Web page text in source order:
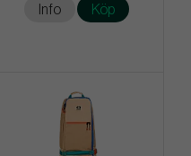
Info Köp